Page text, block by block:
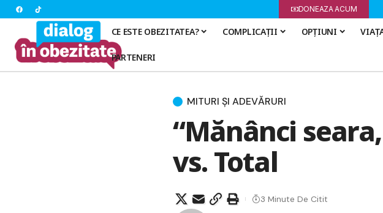
DONEAZA ACUM
CE ESTE OBEZITATEA? COMPLICAȚII OPȚIUNI
PARTENERI
MITURI ȘI ADEVĂRURI
“Mănânci
vs. Total
3 Minute De Citit